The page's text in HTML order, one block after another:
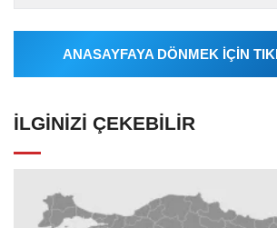
tarafından geçilen tüm...
ANASAYFAYA DÖNMEK İÇİN
İLGINIZI ÇEKEBILIR